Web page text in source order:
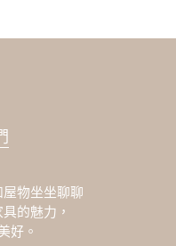
物坐坐聊聊
的魅力，
好。